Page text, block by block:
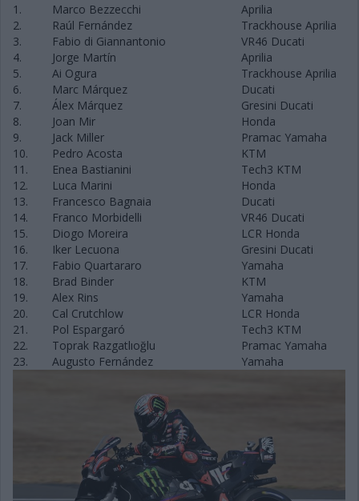
1.
Marco Bezzecchi
Aprilia
2.
Raúl Fernández
Trackhouse Aprilia
3.
Fabio di Giannantonio
VR46 Ducati
4.
Jorge Martín
Aprilia
5.
Ai Ogura
Trackhouse Aprilia
6.
Marc Márquez
Ducati
7.
Álex Márquez
Gresini Ducati
8.
Joan Mir
Honda
9.
Jack Miller
Pramac Yamaha
10.
Pedro Acosta
KTM
11.
Enea Bastianini
Tech3 KTM
12.
Luca Marini
Honda
13.
Francesco Bagnaia
Ducati
14.
Franco Morbidelli
VR46 Ducati
15.
Diogo Moreira
LCR Honda
16.
Iker Lecuona
Gresini Ducati
17.
Fabio Quartararo
Yamaha
18.
Brad Binder
KTM
19.
Alex Rins
Yamaha
20.
Cal Crutchlow
LCR Honda
21.
Pol Espargaró
Tech3 KTM
22.
Toprak Razgatlıoğlu
Pramac Yamaha
23.
Augusto Fernández Yamaha